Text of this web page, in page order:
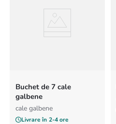
Buchet de 7 cale
galbene
cale galbene
Livrare în 2-4 ore